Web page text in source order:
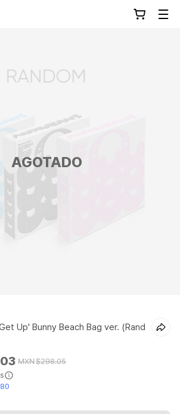
AGOTADO
Up' Bunny Beach Bag ver. (Rand
MXN$298.05